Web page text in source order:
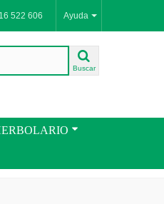
Ayuda
522 606
Buscar